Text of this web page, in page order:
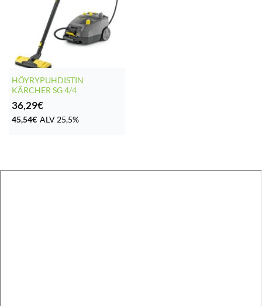
HÖYRYPUHDISTIN
KÄRCHER SG 4/4
36,29€
45,54€ ALV 25,5%